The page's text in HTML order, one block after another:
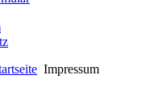
Impressum